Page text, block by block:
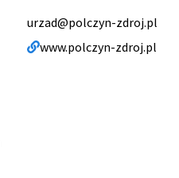
urzad@polczyn-zdroj.pl
www.polczyn-zdroj.pl